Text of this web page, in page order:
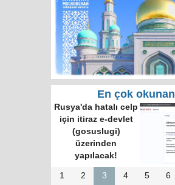
En çok okunan
Rusya'da hatalı celp
için itiraz e-devlet
(gosuslugi)
üzerinden
yapılacak!
1 2 3 4 5 6